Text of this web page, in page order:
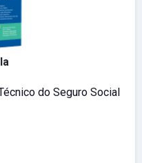
do Seguro Social